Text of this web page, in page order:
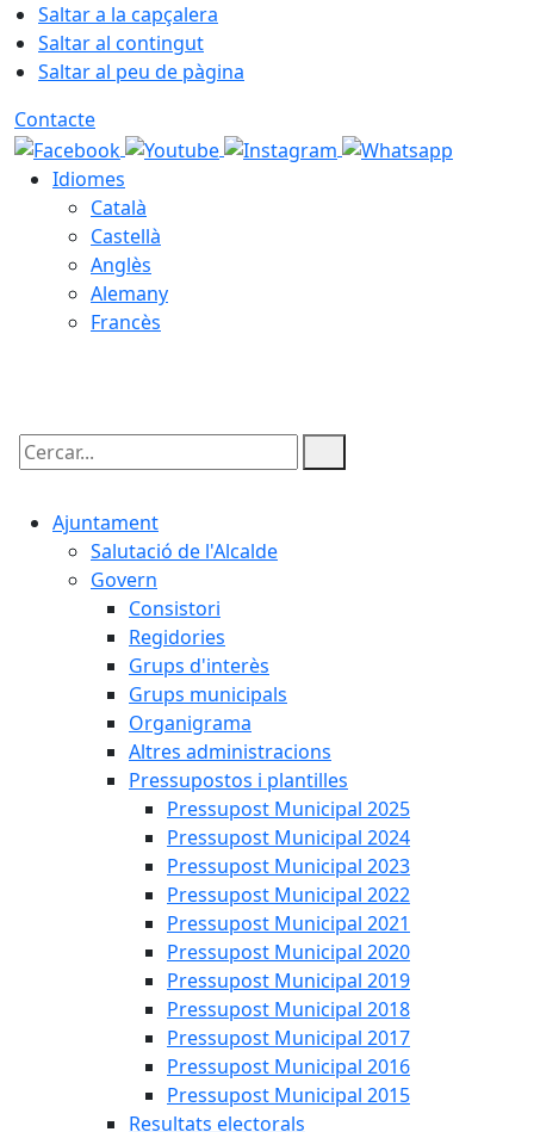
Saltar a la capçalera
Saltar al contingut
Saltar al peu de pàgina
Contacte
Idiomes
Català
Castellà
Anglès
Alemany
Francès
Cercar:
Ajuntament
Salutació de l'Alcalde
Govern
Consistori
Regidories
Grups d'interès
Grups municipals
Organigrama
Altres administracions
Pressupostos i plantilles
Pressupost Municipal 2025
Pressupost Municipal 2024
Pressupost Municipal 2023
Pressupost Municipal 2022
Pressupost Municipal 2021
Pressupost Municipal 2020
Pressupost Municipal 2019
Pressupost Municipal 2018
Pressupost Municipal 2017
Pressupost Municipal 2016
Pressupost Municipal 2015
Resultats electorals